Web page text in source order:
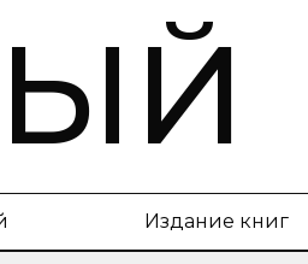
Издание книг